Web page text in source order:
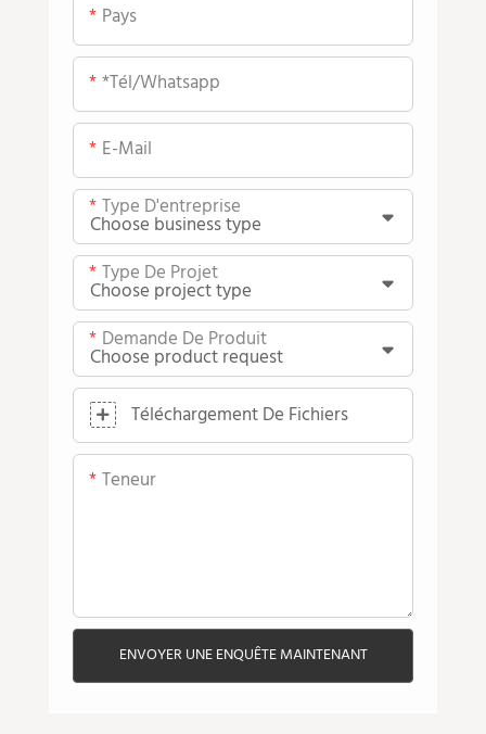
Pays
*tél/whatsapp
E-Mail
Type D'entreprise
Type De Projet
Demande De Produit
Téléchargement De Fichiers
Teneur
ENVOYER UNE ENQUÊTE MAINTENANT